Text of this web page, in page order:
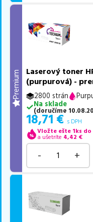
Premium
Laserový toner
(purpurová) -
2800 strán
Na sklade
(doručíme
18,71 € s DPH
Vložte ešte 1ks do
a ušetríte 4,42 €
- +